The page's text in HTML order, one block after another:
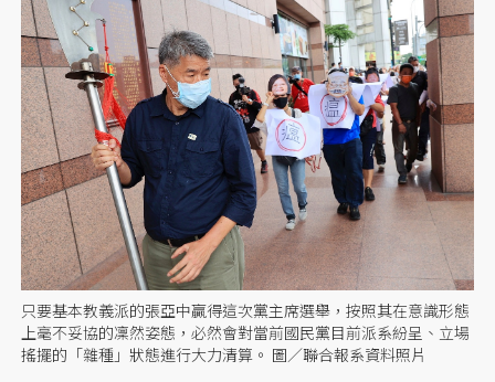
只要基本教義派的張亞中贏得這次黨主席選舉，按照其在意識形態
上毫不妥協的凜然姿態，必然會對當前國民黨目前派系紛呈、立場
搖擺的「雜種」狀態進行大力清算。 圖／聯合報系資料照片